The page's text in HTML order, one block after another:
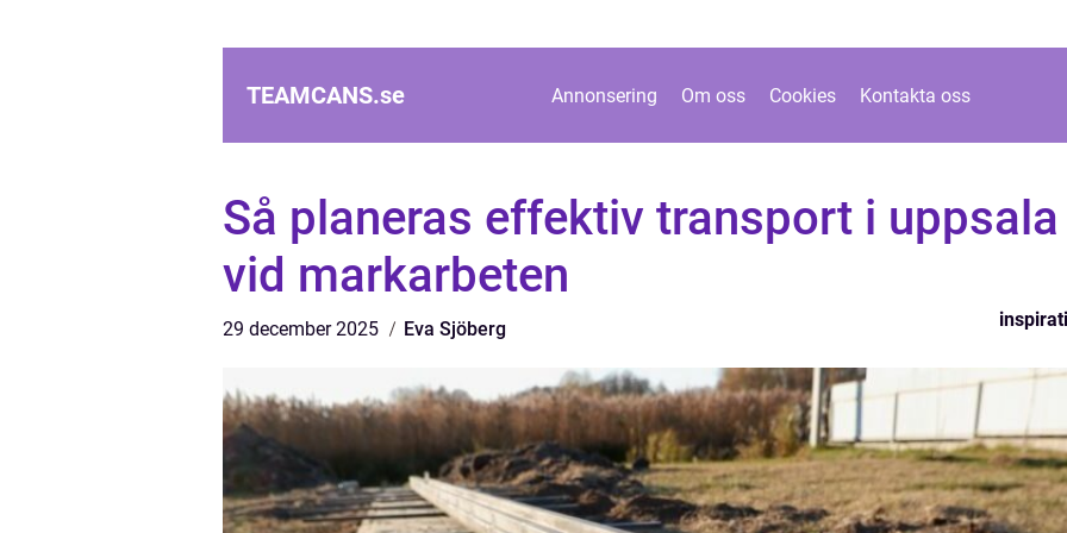
TEAMCANS.se Annonsering Om oss Cookies Kontakta oss
Så planeras effektiv transport i uppsala
vid markarbeten
29 december 2025 Eva Sjöberg